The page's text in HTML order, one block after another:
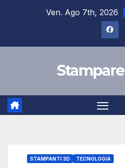
Ven. Ago 7th, 2026
STAMPANTI 3D TECNOLOGIA